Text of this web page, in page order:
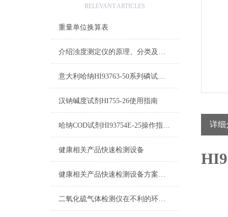
RELEVANT ARTICLES
重量单位换算表
介绍浊度测定仪的原理、分类及应用
意大利哈纳HI93763-50系列磷试剂区别
汉钠碱度试剂HI755-26使用指南
哈纳COD试剂HI93754E-25操作指南及测量标准
健康相关产品快速检测设备
健康相关产品快速检测设备方案（一）
二氧化硫气体检测仪在不利的环境中也能及时进行提示
详细